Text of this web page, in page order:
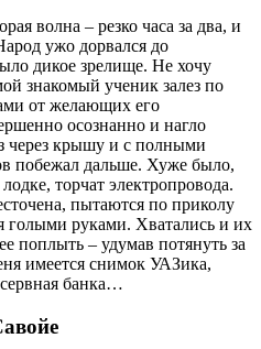
волна – резко часа за два, и
ужо дорвался до
дикое зрелище. Не хочу
знакомый ученик залез по
от желающих его
осознанно и нагло
через крышу и с полными
побежал дальше. Хуже было,
торчат электропровода.
пытаются по приколу
голыми руками. Хватались и их
поплыть – удумав потянуть за
имеется снимок УАЗика,
банка…